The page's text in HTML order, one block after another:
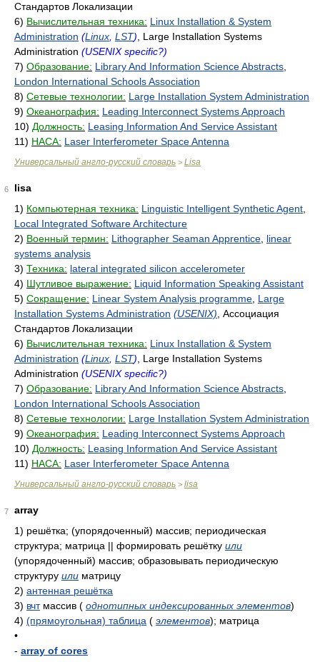
Стандартов Локализации
6) Вычислительная техника: Linux Installation & System
Administration (Linux LST) , Large Installation Systems
Administration (USENIX specific?)
7) Образование: Library And Information Science Abstracts
London International Schools Association
8) Сетевые технологии: Large Installation System Administration
9) Океанография: Leading Interconnect Systems Approach
10) Должность: Leasing Information And Service Assistant
11) НАСА: Laser Interferometer Space Antenna
Универсальный англо-русский словарь > Lisa
6
lisa
1) Компьютерная техника: Linguistic Intelligent Synthetic Agent
Local Integrated Software Architecture
2) Военный термин: Lithographer Seaman Apprentice linear
systems analysis
3) Техника: lateral integrated silicon accelerometer
4) Шутливое выражение: Liquid Information Speaking Assistant
5) Сокращение: Linear System Analysis programme Large
Installation Systems Administration (USENIX) , Ассоциация
Стандартов Локализации
6) Вычислительная техника: Linux Installation & System
Administration (Linux LST) , Large Installation Systems
Administration (USENIX specific?)
7) Образование: Library And Information Science Abstracts
London International Schools Association
8) Сетевые технологии: Large Installation System Administration
9) Океанография: Leading Interconnect Systems Approach
10) Должность: Leasing Information And Service Assistant
11) НАСА: Laser Interferometer Space Antenna
Универсальный англо-русский словарь > lisa
7
array
1) решётка; (упорядоченный) массив; периодическая
структура; матрица || формировать решётку или
(упорядоченный) массив; образовывать периодическую
структуру или матрицу
2) антенная решётка
3) вчтмассив ( однотипных индексированных элементов)
4) (прямоугольная) таблица ( элементов); матрица
•
- array of cores